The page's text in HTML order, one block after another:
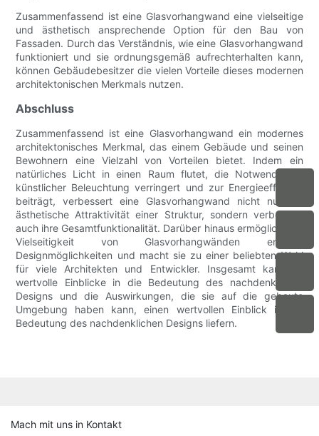
Zusammenfassend ist eine Glasvorhangwand eine vielseitige
und ästhetisch ansprechende Option für den Bau von
Fassaden. Durch das Verständnis, wie eine Glasvorhangwand
funktioniert und sie ordnungsgemäß aufrechterhalten kann,
können Gebäudebesitzer die vielen Vorteile dieses modernen
architektonischen Merkmals nutzen.
Abschluss
Zusammenfassend ist eine Glasvorhangwand ein modernes
architektonisches Merkmal, das einem Gebäude und seinen
Bewohnern eine Vielzahl von Vorteilen bietet. Indem ein
natürliches Licht in einen Raum flutet, die Notwendigkeit
künstlicher Beleuchtung verringert und zur Energieeffizienz
beiträgt, verbessert eine Glasvorhangwand nicht nur die
ästhetische Attraktivität einer Struktur, sondern verbessert
auch ihre Gesamtfunktionalität. Darüber hinaus ermöglicht die
Vielseitigkeit von Glasvorhangwänden endlose
Designmöglichkeiten und macht sie zu einer beliebten Wahl
für viele Architekten und Entwickler. Insgesamt kann es
wertvolle Einblicke in die Bedeutung des nachdenklichen
Designs und die Auswirkungen, die sie auf die gebaute
Umgebung haben kann, einen wertvollen Einblick in die
Bedeutung des nachdenklichen Designs liefern.
Mach mit uns in Kontakt